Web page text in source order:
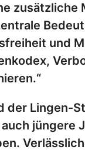
zusätzliche
und
der Lingen-
jüngere